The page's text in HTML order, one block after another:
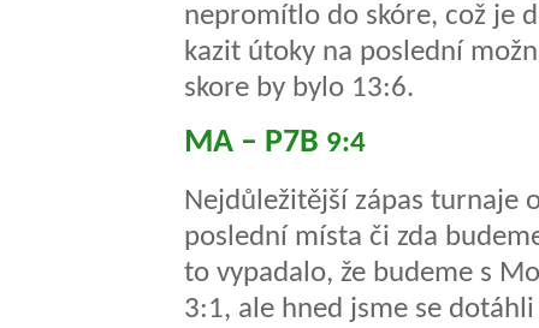
nepromítlo do skóre, což je
kazit útoky na poslední
skore by bylo 13:6.
MA – P7B 9:4
Nejdůležitější zápas turnaje
poslední místa či zda
to vypadalo, že budeme s
3:1, ale hned jsme se